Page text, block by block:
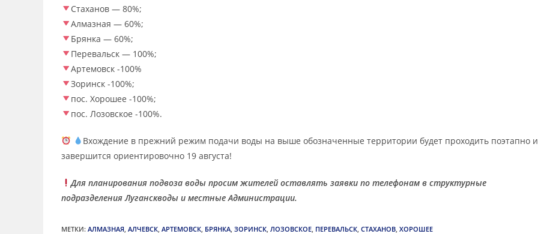
Стаханов — 80%;
Алмазная — 60%;
Брянка — 60%;
Перевальск — 100%;
Артемовск -100%
Зоринск -100%;
пос. Хорошее -100%;
пос. Лозовское -100%.
Вхождение в прежний режим подачи воды на выше обозначенные территории будет проходить поэтапно и
завершится ориентировочно 19 августа!
Для планирования подвоза воды просим жителей оставлять заявки по телефонам в структурные
подразделения Луганскводы и местные Администрации.
МЕТКИ: АЛМАЗНАЯ, АЛЧЕВСК, АРТЕМОВСК, БРЯНКА, ЗОРИНСК, ЛОЗОВСКОЕ, ПЕРЕВАЛЬСК, СТАХАНОВ, ХОРОШЕЕ